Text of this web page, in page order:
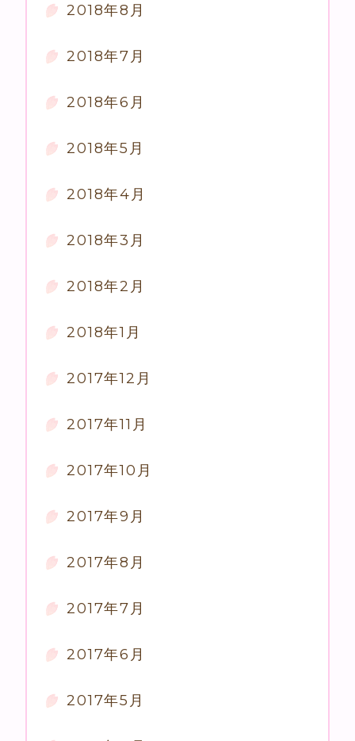
2018年8月
2018年7月
2018年6月
2018年5月
2018年4月
2018年3月
2018年2月
2018年1月
2017年12月
2017年11月
2017年10月
2017年9月
2017年8月
2017年7月
2017年6月
2017年5月